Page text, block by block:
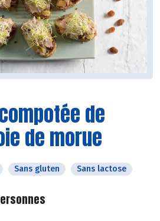
de
de morue
Sans gluten Sans lactose